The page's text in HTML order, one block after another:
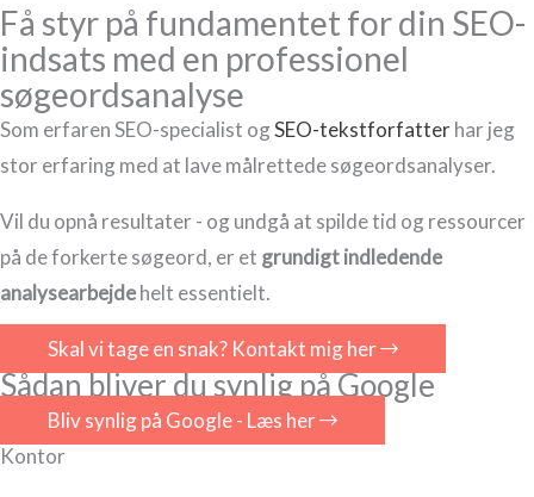
Få styr på fundamentet for din SEO-
indsats med en professionel
søgeordsanalyse
Som erfaren SEO-specialist ogSEO-tekstforfatterhar jeg
stor erfaring med at lave målrettede søgeordsanalyser.
Vil du opnå resultater - og undgå at spilde tid og ressourcer
på de forkerte søgeord, er et grundigt indledende
analysearbejdehelt essentielt.
Skal vi tage en snak? Kontakt mig her
Sådan bliver du synlig på Google
Bliv synlig på Google - Læs her
Kontor